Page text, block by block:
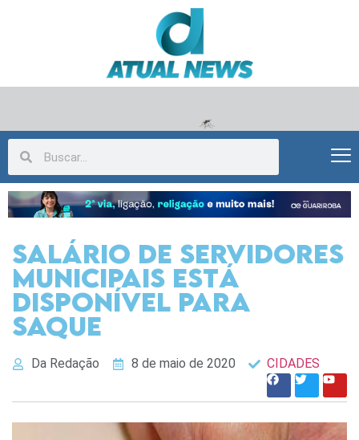
Salário de Servidores
municipais está
disponível para
saque
Da Redação 8 de maio de 2020 CIDADES